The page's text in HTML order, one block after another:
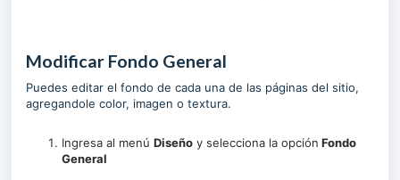
Modificar Fondo General
Puedes editar el fondo de cada una de las páginas del sitio,
agregandole color, imagen o textura.
Ingresa al menú Diseño y selecciona la opción Fondo
General